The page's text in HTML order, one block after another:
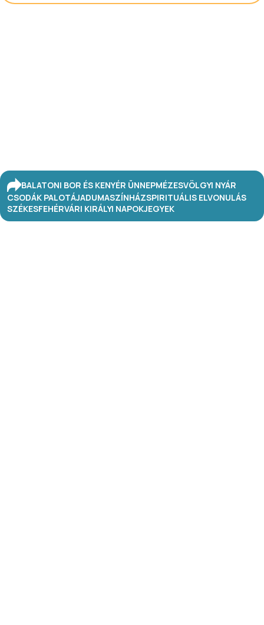
BALATONI BOR ÉS KENYÉR ÜNNEPMÉZESVÖLGYI NYÁR
CSODÁK PALOTÁJADUMASZÍNHÁZSPIRITUÁLIS ELVONULÁS
SZÉKESFEHÉRVÁRI KIRÁLYI NAPOKJEGYEK